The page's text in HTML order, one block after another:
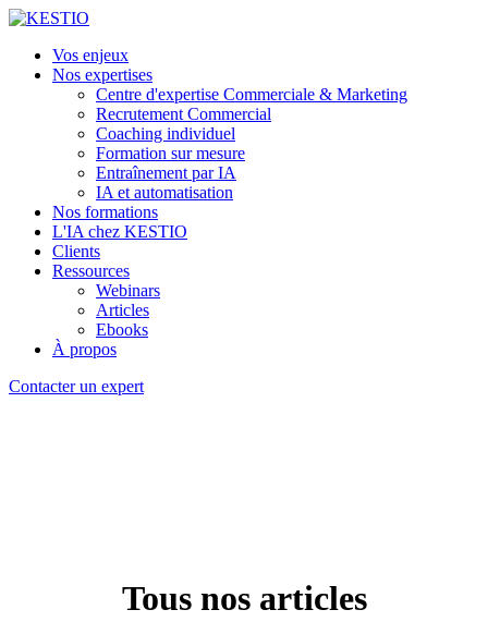
Vos enjeux
Nos expertises
Centre d'expertise Commerciale & Marketing
Recrutement Commercial
Coaching individuel
Formation sur mesure
Entraînement par IA
IA et automatisation
Nos formations
L'IA chez KESTIO
Clients
Ressources
Webinars
Articles
Ebooks
À propos
Contacter un expert
Tous nos articles